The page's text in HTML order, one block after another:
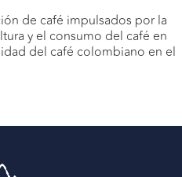
de café impulsados por la
y el consumo del café en
del café colombiano en el